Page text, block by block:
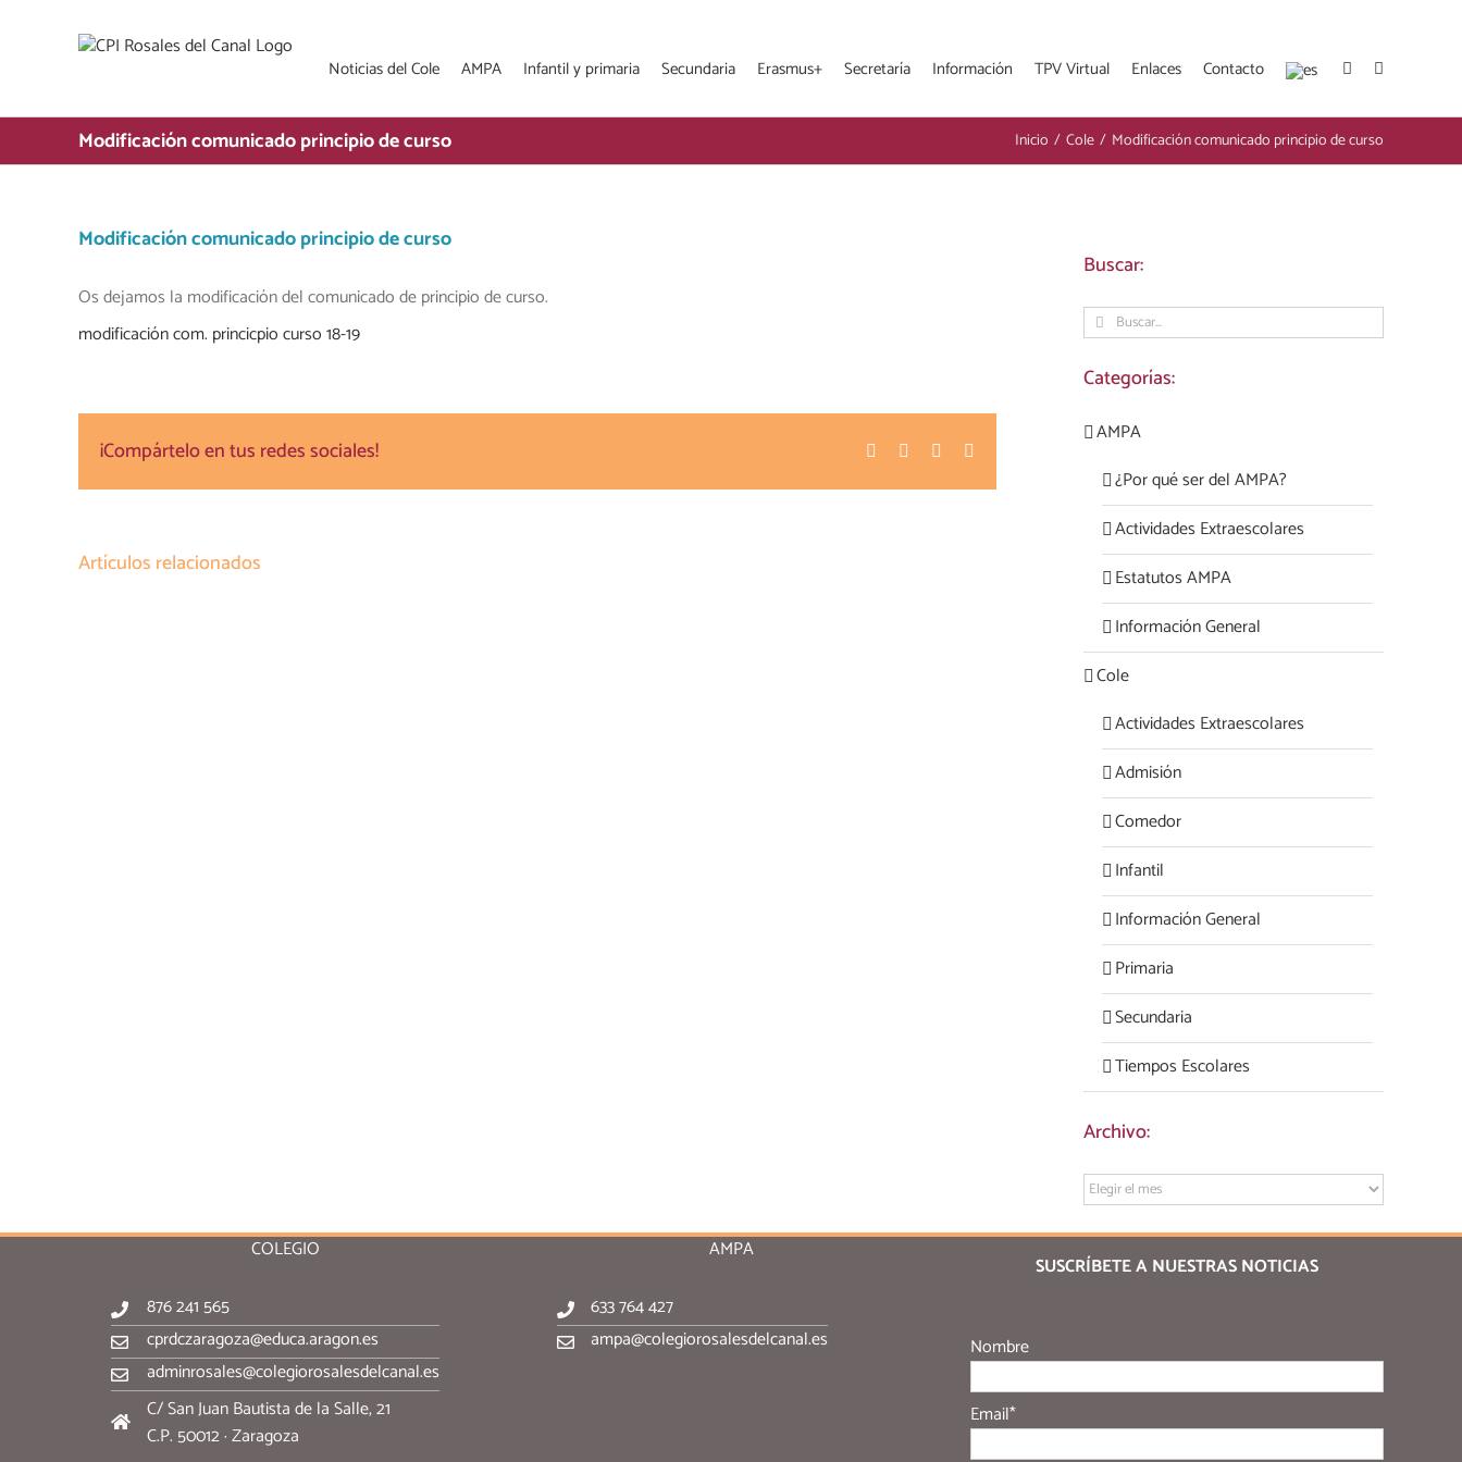
Noticias del Cole AMPA Infantil y primaria Secundaria Erasmus+ Secretaría Información TPV Virtual Enlaces Contacto
Modificación comunicado principio de curso Inicio / Cole / Modificación comunicado principio de curso
Modificación comunicado principio de curso
Os dejamos la modificación del comunicado de principio de curso.
modificación com. princicpio curso 18-19
¡Compártelo en tus redes sociales! Facebook
TwitterPinterest
Artículos relacionados
Buscar:
Buscar:
Categorías:
AMPA
¿Por qué ser del AMPA?
Actividades Extraescolares
Estatutos AMPA
Información General
Cole
Actividades Extraescolares
Admisión
Comedor
Infantil
Información General
Primaria
Secundaria
Tiempos Escolares
Archivo:
Archivo:
COLEGIO
876 241 565
cprdczaragoza@educa.aragon.es
adminrosales@colegiorosalesdelcanal.es
C/ San Juan Bautista de la Salle, 21
C.P. 50012 · Zaragoza
AMPA
633 764 427
ampa@colegiorosalesdelcanal.es
SUSCRÍBETE A NUESTRAS NOTICIAS
Nombre
Email*